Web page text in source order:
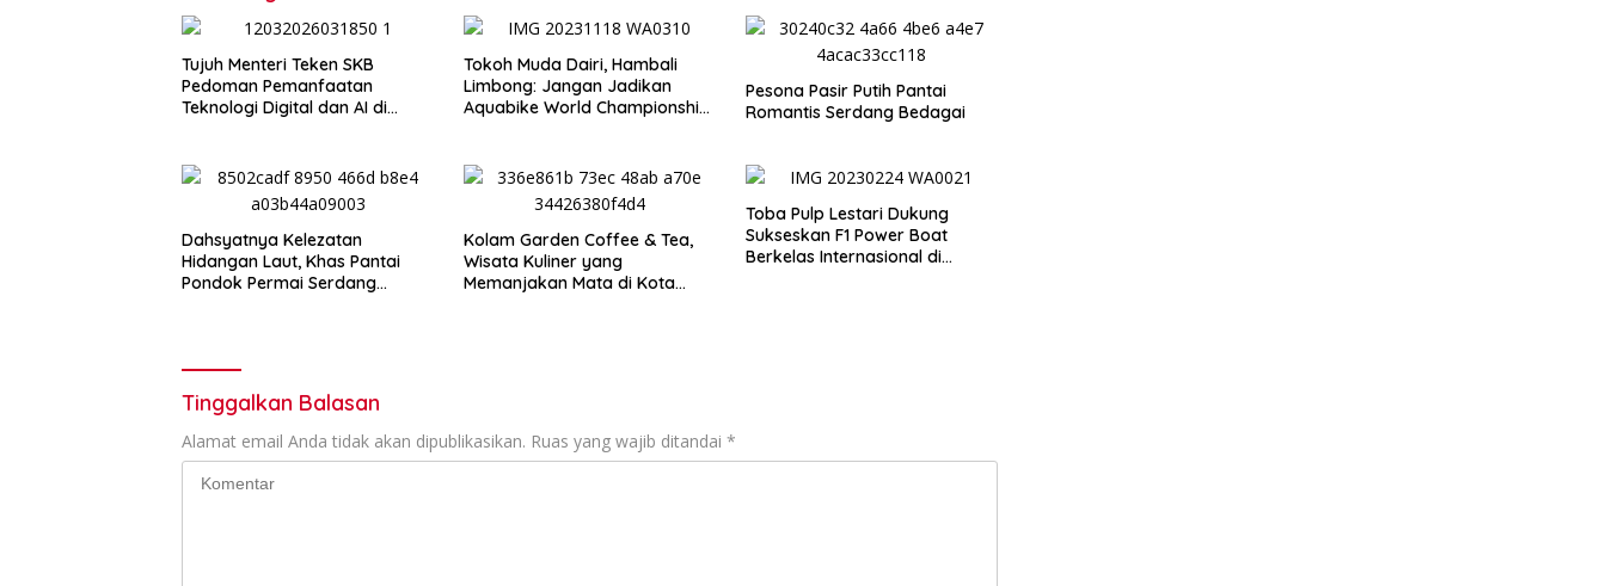
Tujuh Menteri Teken SKB
Pedoman Pemanfaatan
Teknologi Digital dan AI di
Tokoh Muda Dairi, Hambali
Limbong: Jangan Jadikan
Aquabike World Championship
Pesona Pasir Putih Pantai
Romantis Serdang Bedagai
Dahsyatnya Kelezatan
Hidangan Laut, Khas Pantai
Pondok Permai Serdang
Kolam Garden Coffee & Tea,
Wisata Kuliner yang
Memanjakan Mata di Kota
Toba Pulp Lestari Dukung
Sukseskan F1 Power Boat
Berkelas Internasional di
Tinggalkan Balasan
Alamat email Anda tidak akan dipublikasikan. Ruas yang wajib ditandai *